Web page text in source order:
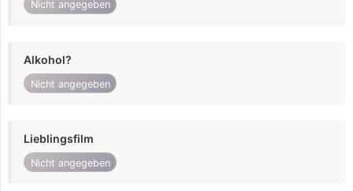
Nicht angegeben
Alkohol?
Nicht angegeben
Lieblingsfilm
Nicht angegeben